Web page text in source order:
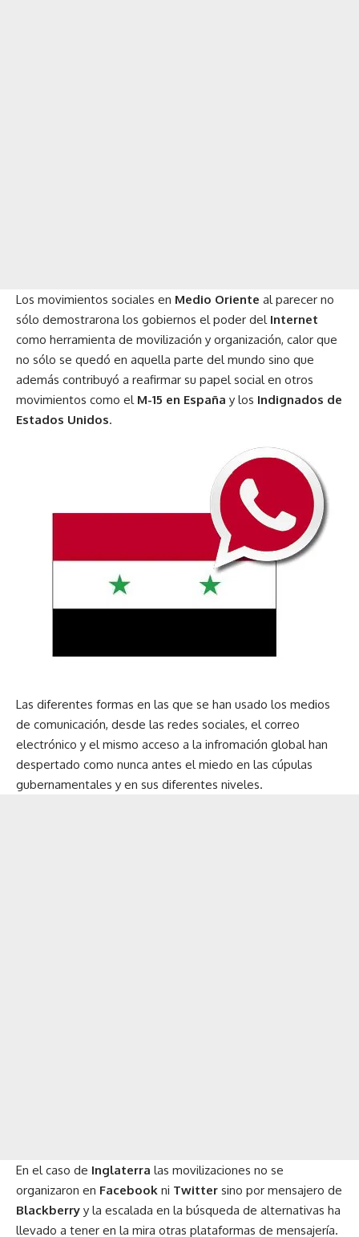
Los movimientos sociales en Medio Oriente al parecer no
sólo demostrarona los gobiernos el poder del Internet
como herramienta de movilización y organización, calor que
no sólo se quedó en aquella parte del mundo sino que
además contribuyó a reafirmar su papel social en otros
movimientos como el M-15 en España y los Indignados de
Estados Unidos.
Las diferentes formas en las que se han usado los medios
de comunicación, desde las redes sociales, el correo
electrónico y el mismo acceso a la infromación global han
despertado como nunca antes el miedo en las cúpulas
gubernamentales y en sus diferentes niveles.
En el caso de Inglaterra las movilizaciones no se
organizaron en Facebook ni Twitter sino por mensajero de
Blackberry y la escalada en la búsqueda de alternativas ha
llevado a tener en la mira otras plataformas de mensajería.